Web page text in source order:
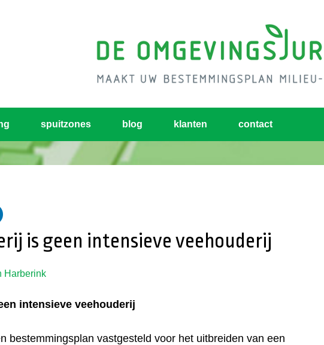
spuitzones blog klanten contact
is geen intensieve veehouderij
Harberink
intensieve veehouderij
bestemmingsplan vastgesteld voor het uitbreiden van een